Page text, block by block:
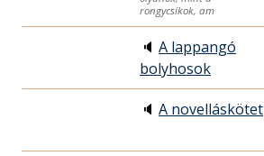
rongycsíkok, am
🔈 A lappangó
bolyhosok
🔈 A novelláskötet